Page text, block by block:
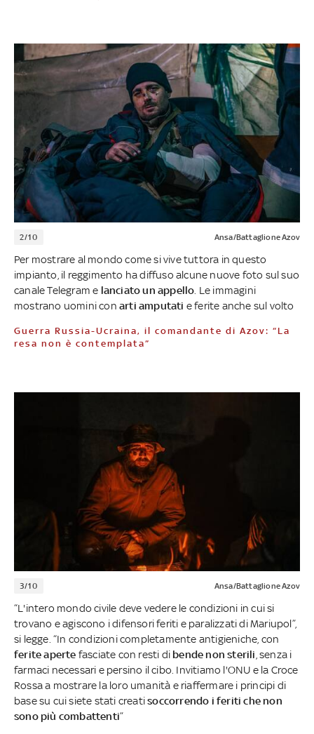
2/10 Ansa/Battaglione Azov
Per mostrare al mondo come si vive tuttora in questo
impianto, il reggimento ha diffuso alcune nuove foto sul suo
canale Telegram e lanciato un appello . Le immagini
mostrano uomini con arti amputati e ferite anche sul volto
Guerra Russia-Ucraina, il comandante di Azov: “La
resa non è contemplata”
3/10 Ansa/Battaglione Azov
“L'intero mondo civile deve vedere le condizioni in cui si
trovano e agiscono i difensori feriti e paralizzati di Mariupol”,
si legge. “In condizioni completamente antigieniche, con
ferite aperte fasciate con resti di bende non sterili , senza i
farmaci necessari e persino il cibo. Invitiamo l'ONU e la Croce
Rossa a mostrare la loro umanità e riaffermare i principi di
base su cui siete stati creatisoccorrendo i feriti che non
sono più combattenti”